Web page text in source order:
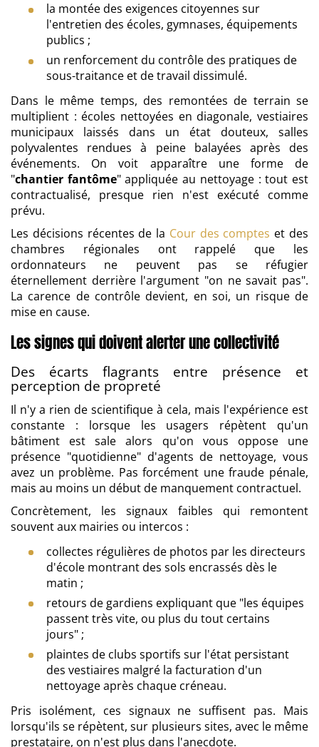
la montée des exigences citoyennes sur
l'entretien des écoles, gymnases, équipements
publics ;
un renforcement du contrôle des pratiques de
sous-traitance et de travail dissimulé.
Dans le même temps, des remontées de terrain se
multiplient : écoles nettoyées en diagonale, vestiaires
municipaux laissés dans un état douteux, salles
polyvalentes rendues à peine balayées après des
événements. On voit apparaître une forme de
"chantier fantôme" appliquée au nettoyage : tout est
contractualisé, presque rien n'est exécuté comme
prévu.
Les décisions récentes de la Cour des comptes et des
chambres régionales ont rappelé que les
ordonnateurs ne peuvent pas se réfugier
éternellement derrière l'argument "on ne savait pas".
La carence de contrôle devient, en soi, un risque de
mise en cause.
Les signes qui doivent alerter une collectivité
Des écarts flagrants entre présence et
perception de propreté
Il n'y a rien de scientifique à cela, mais l'expérience est
constante : lorsque les usagers répètent qu'un
bâtiment est sale alors qu'on vous oppose une
présence "quotidienne" d'agents de nettoyage, vous
avez un problème. Pas forcément une fraude pénale,
mais au moins un début de manquement contractuel.
Concrètement, les signaux faibles qui remontent
souvent aux mairies ou intercos :
collectes régulières de photos par les directeurs
d'école montrant des sols encrassés dès le
matin ;
retours de gardiens expliquant que "les équipes
passent très vite, ou plus du tout certains
jours" ;
plaintes de clubs sportifs sur l'état persistant
des vestiaires malgré la facturation d'un
nettoyage après chaque créneau.
Pris isolément, ces signaux ne suffisent pas. Mais
lorsqu'ils se répètent, sur plusieurs sites, avec le même
prestataire, on n'est plus dans l'anecdote.